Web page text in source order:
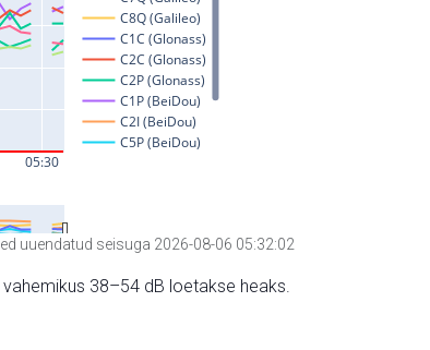
uuendatud seisuga 2026-08-06 05:32:02
38–54 dB loetakse heaks.